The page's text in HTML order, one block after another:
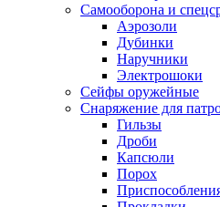
Самооборона и
Аэрозоли
Дубинки
Наручники
Электрошоки
Сейфы оружейные
Снаряжение для
Гильзы
Дроби
Капсюли
Порох